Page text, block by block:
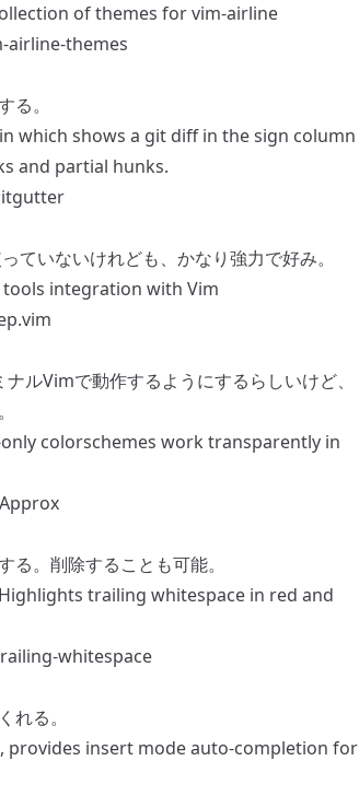
of themes for vim-airline
themes
る。
which shows a git diff in the sign column
and partial hunks.
ていないけれども、かなり強力で好み。
integration with Vim
ルVimで動作するようにするらしいけど、
colorschemes work transparently in
。削除することも可能。
trailing whitespace in red and
whitespace
れる。
provides insert mode auto-completion for